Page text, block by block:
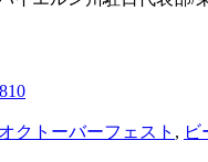
オクトーバーフェスト , ビ